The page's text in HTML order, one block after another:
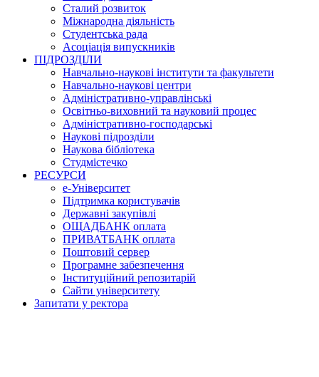
Сталий розвиток
Міжнародна діяльність
Студентська рада
Асоціація випускників
ПІДРОЗДІЛИ
Навчально-наукові інститути та факультети
Навчально-наукові центри
Адміністративно-управлінські
Освітньо-виховний та науковий процес
Адміністративно-господарські
Наукові підрозділи
Наукова бібліотека
Студмістечко
РЕСУРСИ
е-Університет
Підтримка користувачів
Державні закупівлі
ОЩАДБАНК оплата
ПРИВАТБАНК оплата
Поштовий сервер
Програмне забезпечення
Інституційний репозитарій
Сайти університету
Запитати у ректора